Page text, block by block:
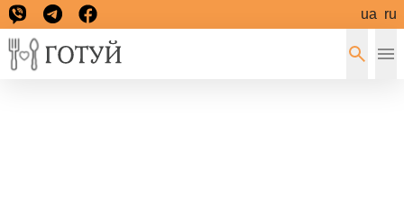
ua ru